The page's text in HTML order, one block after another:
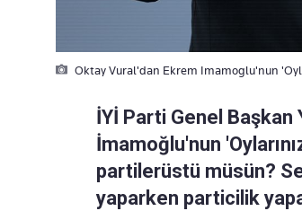
Oktay Vural'dan Ekrem Imamoglu'nun
İYİ Parti Genel Başkan
İmamoğlu'nun
partilerüstü müsün?
yaparken particilik